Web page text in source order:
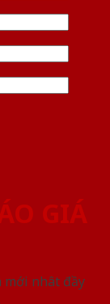
GIÁ
mới nhât đầy